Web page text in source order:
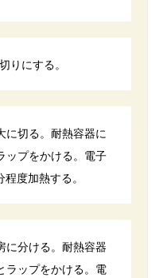
りにする。
に切る。耐熱容器に
ップをかける。電子
度加熱する。
に分ける。耐熱容器
ラップをかける。電